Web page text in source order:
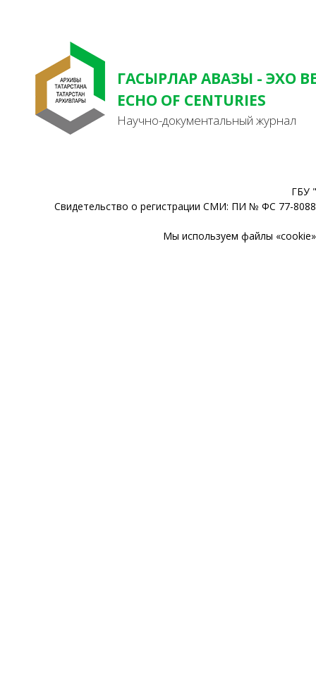
ГАСЫРЛАР АВАЗЫ - ЭХО
ECHO OF CENTURIES
Научно-документальный журнал
ГБУ
Свидетельство о регистрации СМИ: ПИ № ФС 77-
Мы используем файлы «cookie»